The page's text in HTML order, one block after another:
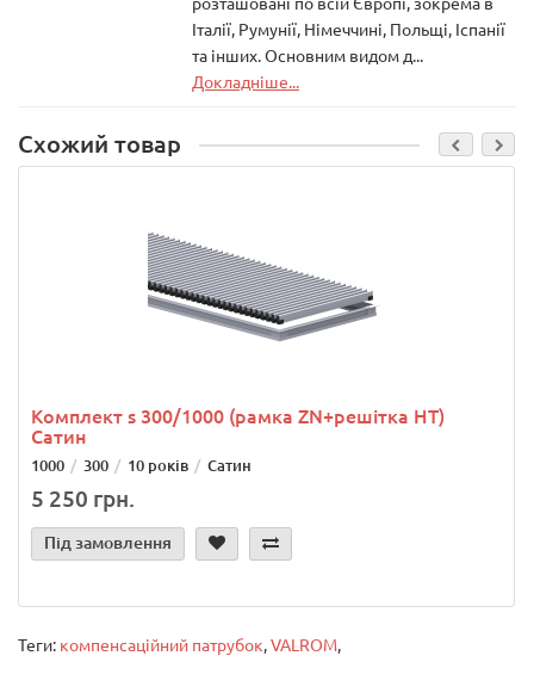
Італії, Румунії, Німеччині, Польщі, Іспанії
та інших. Основним видом д...
Докладніше...
Схожий товар
Комплект s 300/1000 (рамка ZN+решітка HT)
Сатин
1000 300 10 років Сатин
5 250 грн.
Під замовлення
Теги: компенсаційний патрубок,VALROM,